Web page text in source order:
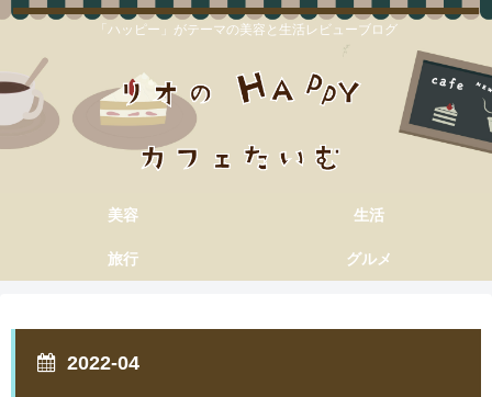
「ハッピー」がテーマの美容と生活レビューブログ
美容 生活
旅行 グルメ
2022-04